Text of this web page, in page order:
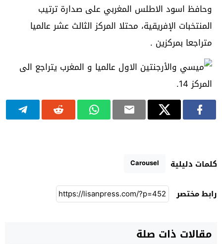
وحافظ اسود الاطلس المغربي على صدارة ترتيب
المنتخبات الإفريقية، محتلا المركز الثالث عشر عالميا
متراجعا بمركزين .
كلمات دليلية Carousel
رابط مختصر
مقالات ذات صلة